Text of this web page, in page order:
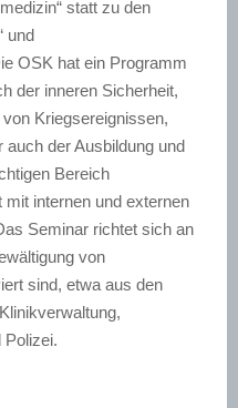
statt zu den
und
OSK hat ein Programm
der inneren Sicherheit,
Kriegsereignissen,
der Ausbildung und
Bereich
internen und externen
Seminar richtet sich an
von
sind, etwa aus den
Polizei.